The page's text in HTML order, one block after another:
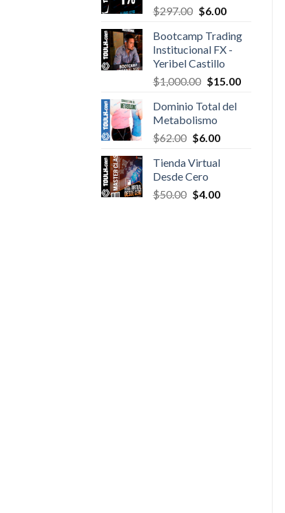
$297.00 Original
was:
$297.00.
$6.00Current
is:
$6.00.
Bootcamp Trading
Institucional FX -
Yeribel Castillo
$1,000.00 Original
was:
$1,000.00.
$15.00Current
Dominio Total del
Metabolismo
$62.00 Original
was:
$62.00.
$6.00Current
is:
Tienda Virtual
Desde Cero
$50.00 Original
$4.00Current